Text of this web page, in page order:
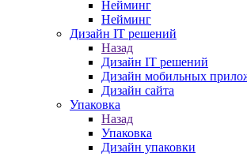
Нейминг
Нейминг
Дизайн IT решений
Назад
Дизайн IT решений
Дизайн мобильных
Дизайн сайта
Упаковка
Назад
Упаковка
Дизайн упаковки